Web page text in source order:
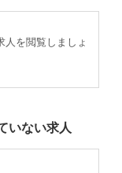
人を閲覧しましょ
いない求人